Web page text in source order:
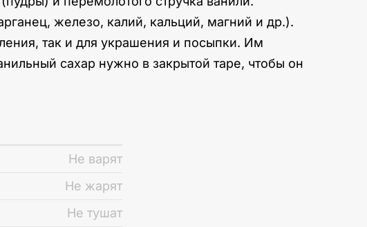
железо, калий, кальций, магний и др.).
так и для украшения и посыпки. Им
сахар нужно в закрытой таре, чтобы он
Не варят
Не жарят
Не тушат